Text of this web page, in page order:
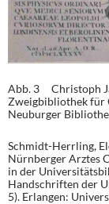
Abb. 3 Christoph
Zweigbibliothek für
Neuburger
Schmidt-Herrling,
Nürnberger Arztes
in der
Handschriften der
5). Erlangen: